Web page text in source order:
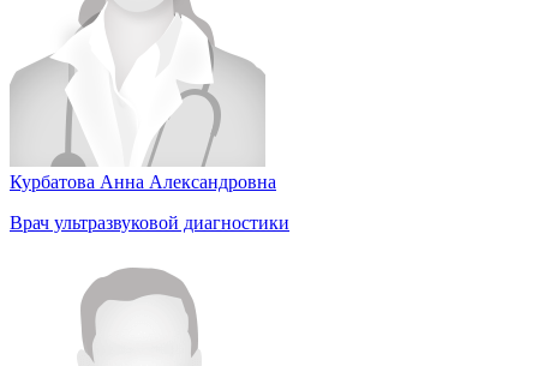
Курбатова Анна Александровна
Врач ультразвуковой диагностики